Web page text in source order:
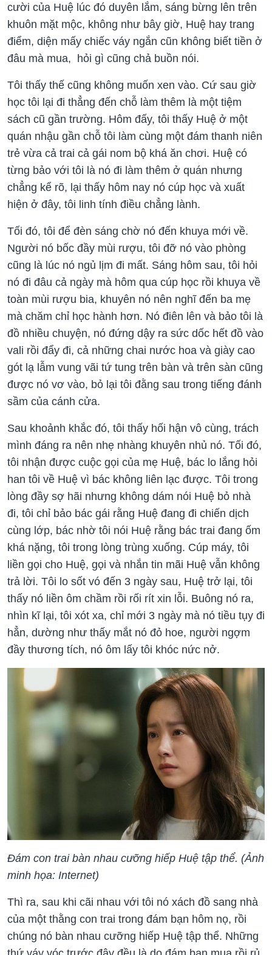
cười của Huệ lúc đó duyên lắm, sáng bừng lên trên
khuôn mặt mộc, không như bây giờ, Huệ hay trang
điểm, diện mấy chiếc váy ngắn cũn không biết tiền ở
đâu mà mua, hỏi gì cũng chả buồn nói.
Tôi thấy thế cũng không muốn xen vào. Cứ sau giờ
học tôi lại đi thẳng đến chỗ làm thêm là một tiệm
sách cũ gần trường. Hôm đấy, tôi thấy Huệ ở một
quán nhậu gần chỗ tôi làm cùng một đám thanh niên
trẻ vừa cả trai cả gái nom bộ khá ăn chơi. Huệ có
từng bảo với tôi là nó đi làm thêm ở quán nhưng
chẳng kể rõ, lại thấy hôm nay nó cúp học và xuất
hiện ở đây, tôi linh tính điều chẳng lành.
Tối đó, tôi để đèn sáng chờ nó đến khuya mới về.
Người nó bốc đầy mùi rượu, tôi đỡ nó vào phòng
cũng là lúc nó ngủ lịm đi mất. Sáng hôm sau, tôi hỏi
nó đi đâu cả ngày mà hôm qua cúp học rồi khuya về
toàn mùi rượu bia, khuyên nó nên nghĩ đến ba mẹ
mà chăm chỉ học hành hơn. Nó điên lên và bảo tôi là
đồ nhiều chuyện, nó đứng dậy ra sức dốc hết đồ vào
vali rồi đẩy đi, cả những chai nước hoa và giày cao
gót lạ lẫm vung vãi tứ tung trên bàn và trên sàn cũng
được nó vơ vào, bỏ lại tôi đằng sau trong tiếng đánh
sầm của cánh cửa.
Sau khoảnh khắc đó, tôi thấy hối hận vô cùng, trách
mình đáng ra nên nhẹ nhàng khuyên nhủ nó. Tối đó,
tôi nhận được cuộc gọi của mẹ Huệ, bác lo lắng hỏi
han tôi về Huệ vì bác không liên lạc được. Tôi trong
lòng đầy sợ hãi nhưng không dám nói Huệ bỏ nhà
đi, tôi chỉ bảo bác gái rằng Huệ đang đi chiến dịch
cùng lớp, bác nhờ tôi nói Huệ rằng bác trai đang ốm
khá nặng, tôi trong lòng trùng xuống. Cúp máy, tôi
liền gọi cho Huệ, gọi và nhắn tin mãi Huệ vẫn không
trả lời. Tôi lo sốt vó đến 3 ngày sau, Huệ trở lại, tôi
thấy nó liền ôm chầm rồi rối rít xin lỗi. Buông nó ra,
nhìn kĩ lại, tôi xót xa, chỉ mới 3 ngày mà nó tiều tụy đi
hẳn, dường như thấy mắt nó đỏ hoe, người ngợm
đầy thương tích, nó ôm lấy tôi khóc nức nở.
Đám con trai bàn nhau cưỡng hiếp Huệ tập thể. (Ảnh
minh họa: Internet)
Thì ra, sau khi cãi nhau với tôi nó xách đồ sang nhà
của một thằng con trai trong đám bạn hôm nọ, rồi
chúng nó bàn nhau cưỡng hiếp Huệ tập thể. Những